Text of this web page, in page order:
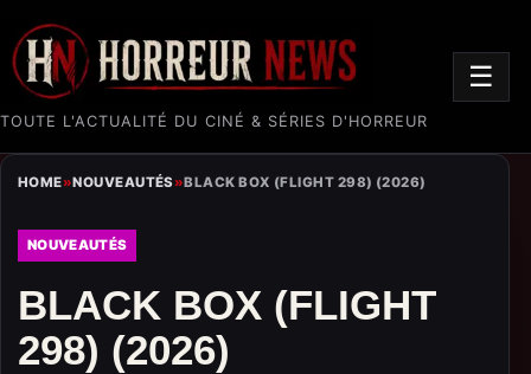
TOUTE L'ACTUALITÉ DU CINÉ & SÉRIES D'HORREUR
☰
HOME»NOUVEAUTÉS»BLACK BOX (FLIGHT 298) (2026)
NOUVEAUTÉS
BLACK BOX (FLIGHT
298) (2026)